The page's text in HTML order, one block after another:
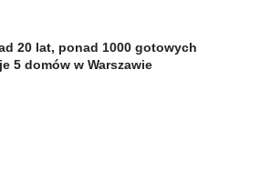
20 lat, ponad 1000 gotowych
5 domów w Warszawie